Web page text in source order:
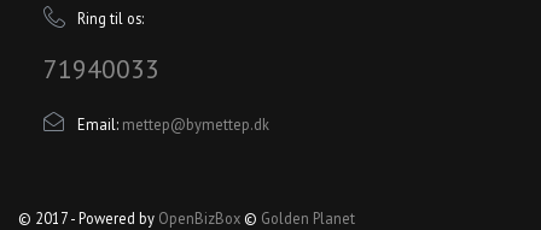
Ring til os:
71940033
Email: mettep@bymettep.dk
© 2017 - Powered by OpenBizBox © Golden Planet